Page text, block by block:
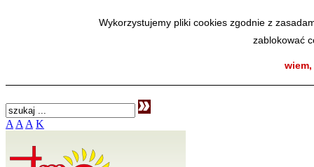
Wykorzystujemy pliki cookies zgodnie z
zablokować
SmodBIP
A A A K